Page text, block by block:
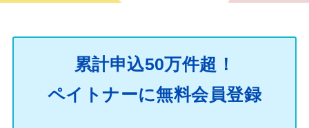
累計申込50万件超！
ペイトナーに無料会員登録